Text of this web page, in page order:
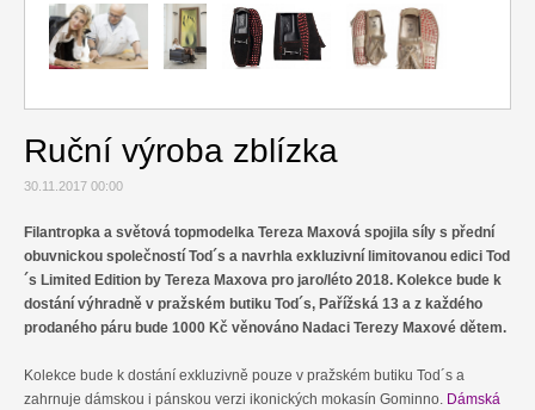
Relax
Gurmán
Ruční výroba zblízka
30.11.2017 00:00
Filantropka a světová topmodelka Tereza Maxová spojila síly s přední
obuvnickou společností Tod´s a navrhla exkluzivní limitovanou edici Tod
´s Limited Edition by Tereza Maxova pro jaro/léto 2018. Kolekce bude k
dostání výhradně v pražském butiku Tod´s, Pařížská 13 a z každého
prodaného páru bude 1000 Kč věnováno Nadaci Terezy Maxové dětem.
Kolekce bude k dostání exkluzivně pouze v pražském butiku Tod´s a
zahrnuje dámskou i pánskou verzi ikonických mokasín Gominno. Dámská